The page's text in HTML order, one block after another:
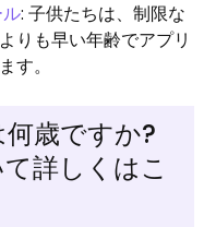
: 子供たちは、制限な
りも早い年齢でアプリ
す。
歳ですか?
詳しくはこ